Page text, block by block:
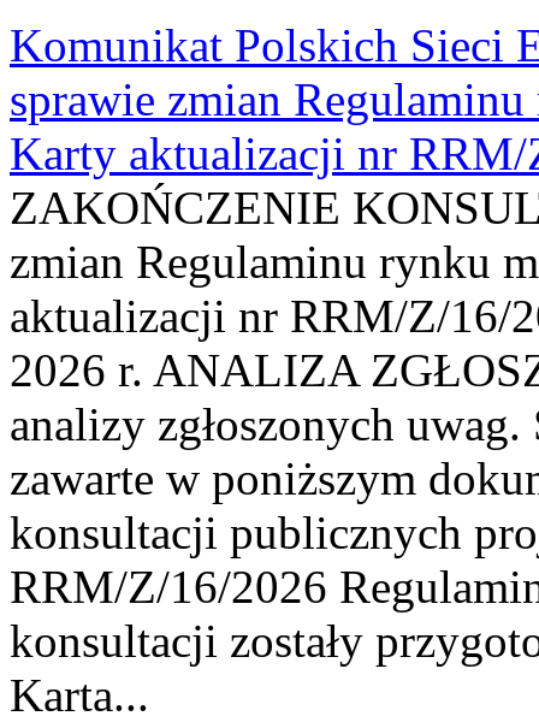
Komunikat Polskich Sieci
sprawie zmian
Karty aktualizacji nr
ZAKOŃCZENIE
zmian Regulaminu rynku
aktualizacji nr RRM/Z/16/
2026 r. ANALIZA
analizy zgłoszonych
zawarte w poniższym
konsultacji publicznych
RRM/Z/16/2026
konsultacji zostały
Karta...